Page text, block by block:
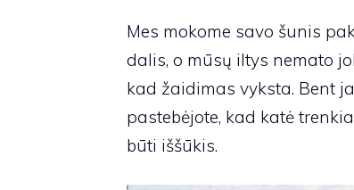
Mes mokome savo šunis
dalis, o mūsų iltys nemato
kad žaidimas vyksta. Bent
pastebėjote, kad katė
būti iššūkis.